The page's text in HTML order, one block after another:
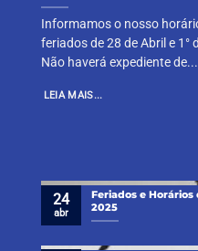
Informamos o nosso
feriados de 28 de Abril e 1°
Não haverá expediente de...
LEIA MAIS...
Feriados e
2025
24
abr